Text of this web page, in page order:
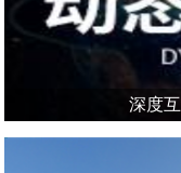
深度